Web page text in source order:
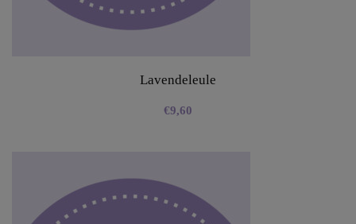
Lavendeleule
€9,60